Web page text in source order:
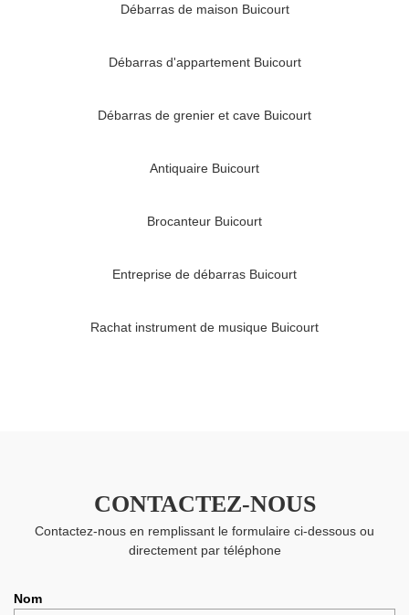
Débarras de maison Buicourt
Débarras d'appartement Buicourt
Débarras de grenier et cave Buicourt
Antiquaire Buicourt
Brocanteur Buicourt
Entreprise de débarras Buicourt
Rachat instrument de musique Buicourt
CONTACTEZ-NOUS
Contactez-nous en remplissant le formulaire ci-dessous ou
directement par téléphone
Nom